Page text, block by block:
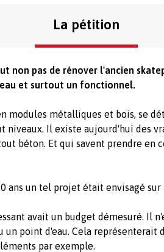
La pétition
non pas de rénover l'ancien
et surtout un fonctionnel.
modules métalliques et bois, se
niveaux. Il existe aujourd'hui des
béton. Et qui savent prendre en
ans un tel projet était envisagé
avait un budget démesuré. Il
un point d'eau. Cela représenterait
par exemple.